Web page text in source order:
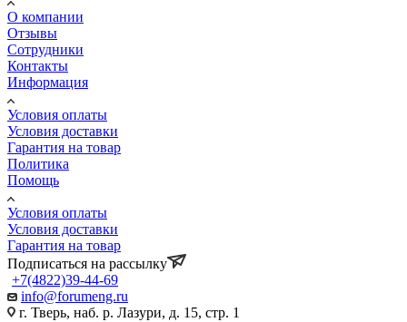
О компании
Отзывы
Сотрудники
Контакты
Информация
Условия оплаты
Условия доставки
Гарантия на товар
Политика
Помощь
Условия оплаты
Условия доставки
Гарантия на товар
Подписаться на рассылку
+7(4822)39-44-69
info@forumeng.ru
г. Тверь, наб. р. Лазури, д. 15, стр. 1